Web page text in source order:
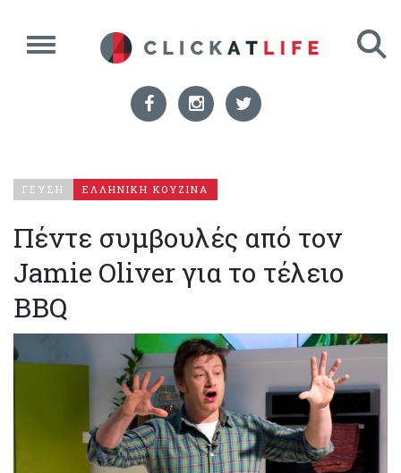
ΓΕΥΣΗ ΕΛΛΗΝΙΚΗ ΚΟΥΖΙΝΑ
Πέντε συμβουλές από τον
Jamie Oliver για το τέλειο
BBQ